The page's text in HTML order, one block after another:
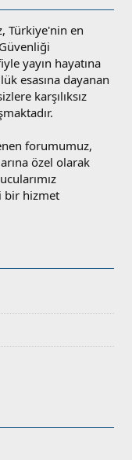
Türkiye'nin en
yayın hayatına
esasına dayanan
karşılıksız
forumumuz,
özel olarak
bir hizmet